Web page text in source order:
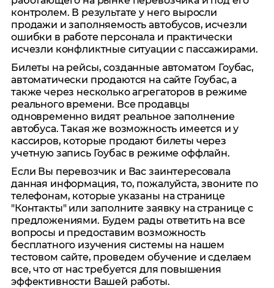
контролем. В результате у него выросли
продажи и заполняемость автобусов, исчезли
ошибки в работе персонала и практически
исчезли конфликтные ситуации с пассажирами.
Билеты на рейсы, созданные автоматом Гоубас,
автоматически продаются на сайте Гоубас, а
также через несколько агрегаторов в режиме
реального времени. Все продавцы
одновременно видят реальное заполнение
автобуса. Такая же возможность имеется и у
кассиров, которые продают билеты через
учетную запись Гоубас в режиме оффлайн.
Если Вы перевозчик и Вас заинтересовала
данная информация, то, пожалуйста, звоните по
телефонам, которые указаны на странице
"Контакты" или заполните заявку на странице с
предложениями. Будем рады ответить на все
вопросы и предоставим возможность
бесплатного изучения системы на нашем
тестовом сайте, проведем обучение и сделаем
все, что от нас требуется для повышения
эффективности Вашей работы.